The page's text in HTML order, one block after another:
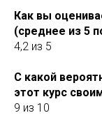
Как вы
(среднее из 5
4,2 из 5
С какой
этот курс
9 из 10